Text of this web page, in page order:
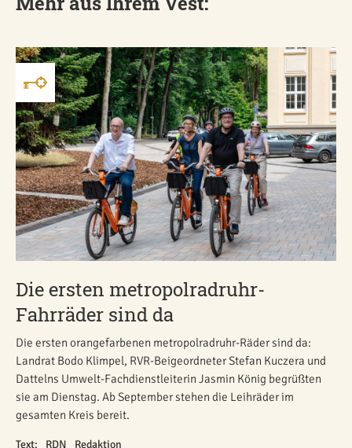
Die ersten metropolradruhr-
Fahrräder sind da
Die ersten orangefarbenen metropolradruhr-Räder sind da:
Landrat Bodo Klimpel, RVR-Beigeordneter Stefan Kuczera und
Dattelns Umwelt-Fachdienstleiterin Jasmin König begrüßten
sie am Dienstag. Ab September stehen die Leihräder im
gesamten Kreis bereit.
Text: _RDN _Redaktion